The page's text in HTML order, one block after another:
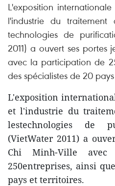
L'exposition
l'industrie du
technologies de
2011) a ouvert ses portes
avec la participation de
des spécialistes de 20
L'exposition
et l'industrie du
lestechnologies de
(VietWater 2011) a
Chi Minh-Ville
250entreprises, ainsi
pays et territoires.